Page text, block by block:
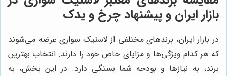
بازار ایران و پیشنهاد چرخ و یدک
در بازار ایران، برندهای مختلفی از لاستیک سواری عرضه می‌شوند
که هر کدام ویژگی‌ها و مزایای خاص خود را دارند. انتخاب بهترین
برند، به نیازها و بودجه شما بستگی دارد. در این بخش، به